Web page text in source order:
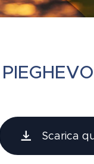
Scarica